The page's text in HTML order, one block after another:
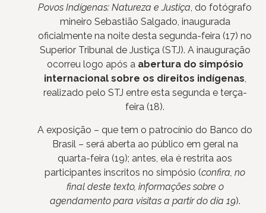
Povos Indígenas: Natureza e Justiça, do fotógrafo
mineiro Sebastião Salgado, inaugurada
oficialmente na noite desta segunda-feira (17) no
Superior Tribunal de Justiça (STJ). A inauguração
ocorreu logo após a abertura do simpósio
internacional sobre os direitos indígenas,
realizado pelo STJ entre esta segunda e terça-
feira (18).
A exposição – que tem o patrocínio do Banco do
Brasil – será aberta ao público em geral na
quarta-feira (19); antes, ela é restrita aos
participantes inscritos no simpósio (confira, no
final deste texto, informações sobre o
agendamento para visitas a partir do dia 19).